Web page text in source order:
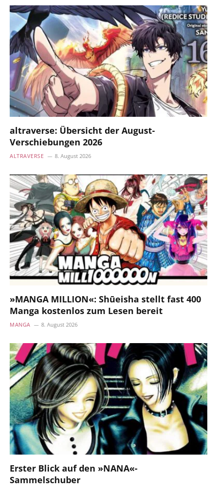
altraverse: Übersicht der August-
Verschiebungen 2026
ALTRAVERSE 8. August 2026
»MANGA MILLION«: Shūeisha stellt fast 400
Manga kostenlos zum Lesen bereit
MANGA 8. August 2026
Erster Blick auf den »NANA«-
Sammelschuber